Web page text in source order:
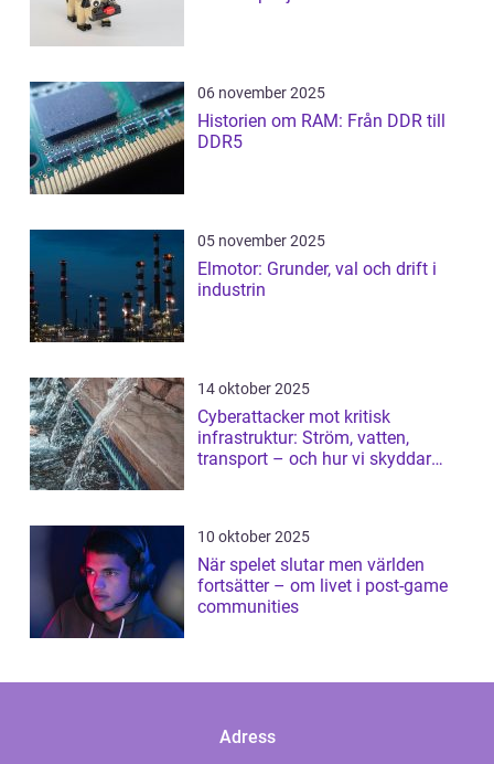
06 november 2025
Historien om RAM: Från DDR till
DDR5
05 november 2025
Elmotor: Grunder, val och drift i
industrin
14 oktober 2025
Cyberattacker mot kritisk
infrastruktur: Ström, vatten,
transport – och hur vi skyddar
10 oktober 2025
När spelet slutar men världen
fortsätter – om livet i post-game
communities
Adress